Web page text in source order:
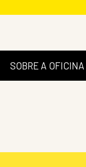
SOBRE A OFICINA